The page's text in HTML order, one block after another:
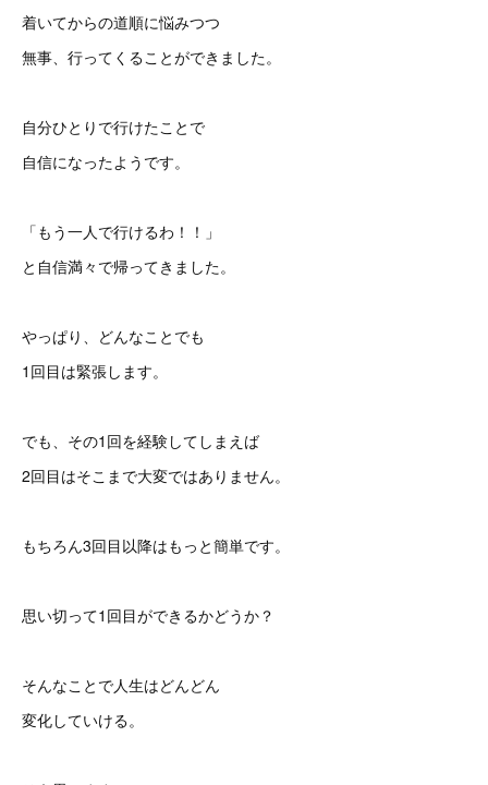
着いてからの道順に悩みつつ
無事、行ってくることができました。
自分ひとりで行けたことで
自信になったようです。
「もう一人で行けるわ！！」
と自信満々で帰ってきました。
やっぱり、どんなことでも
1回目は緊張します。
でも、その1回を経験してしまえば
2回目はそこまで大変ではありません。
もちろん3回目以降はもっと簡単です。
思い切って1回目ができるかどうか？
そんなことで人生はどんどん
変化していける。